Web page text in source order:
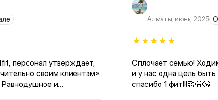
персонал утверждает,
своим клиентам»
Равнодушное и
Алматы, июнь, 2025
Сплочает семью!
и у нас одна цель быть здоровыми и скинуть вес😅 Большое
спасибо 1 фит!!!🥰🤩😘